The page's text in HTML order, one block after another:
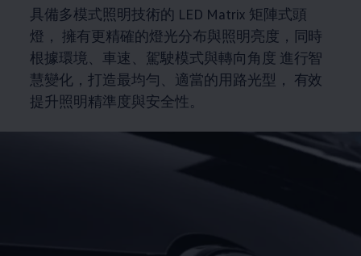
具備多模式照明技術的 LED Matrix 矩陣式頭
燈， 擁有更精確的燈光分布與照明亮度，同時
根據環境、車速、駕駛模式與轉向角度 進行智
慧變化，打造最均勻、適當的用路光型， 有效
提升照明精準度與安全性。